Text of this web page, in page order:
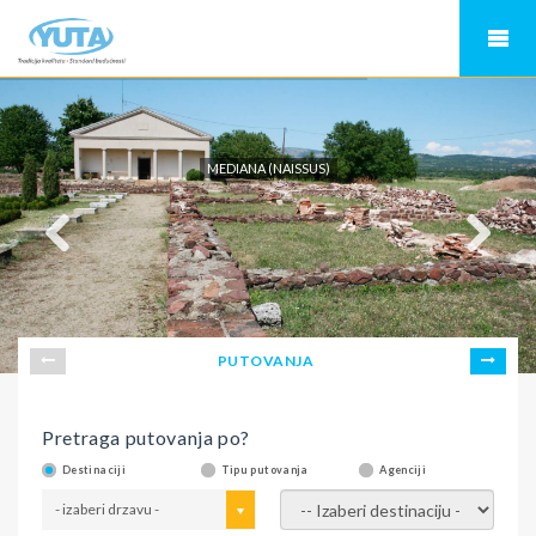
MEDIANA (NAISSUS)
PUTOVANJA
Pretraga putovanja po?
Destinaciji Tipu putovanja Agenciji
- izaberi drzavu - - izaberi destinaciju -